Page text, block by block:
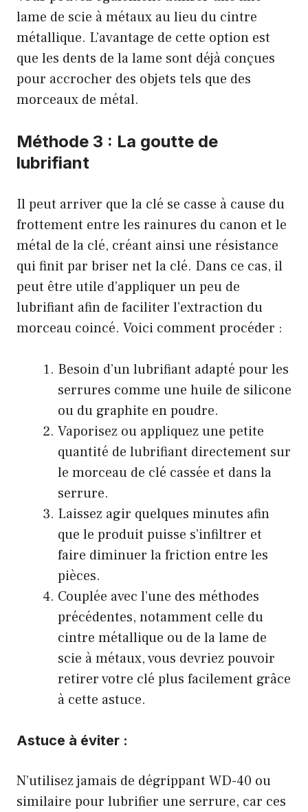
lame de scie à métaux au lieu du cintre
métallique. L’avantage de cette option est
que les dents de la lame sont déjà conçues
pour accrocher des objets tels que des
morceaux de métal.
Méthode 3 : La goutte de
lubrifiant
Il peut arriver que la clé se casse à cause du
frottement entre les rainures du canon et le
métal de la clé, créant ainsi une résistance
qui finit par briser net la clé. Dans ce cas, il
peut être utile d’appliquer un peu de
lubrifiant afin de faciliter l’extraction du
morceau coincé. Voici comment procéder :
Besoin d’un lubrifiant adapté pour les
serrures comme une huile de silicone
ou du graphite en poudre.
Vaporisez ou appliquez une petite
quantité de lubrifiant directement sur
le morceau de clé cassée et dans la
serrure.
Laissez agir quelques minutes afin
que le produit puisse s’infiltrer et
faire diminuer la friction entre les
pièces.
Couplée avec l’une des méthodes
précédentes, notamment celle du
cintre métallique ou de la lame de
scie à métaux, vous devriez pouvoir
retirer votre clé plus facilement grâce
à cette astuce.
Astuce à éviter :
N’utilisez jamais de dégrippant WD-40 ou
similaire pour lubrifier une serrure, car ces